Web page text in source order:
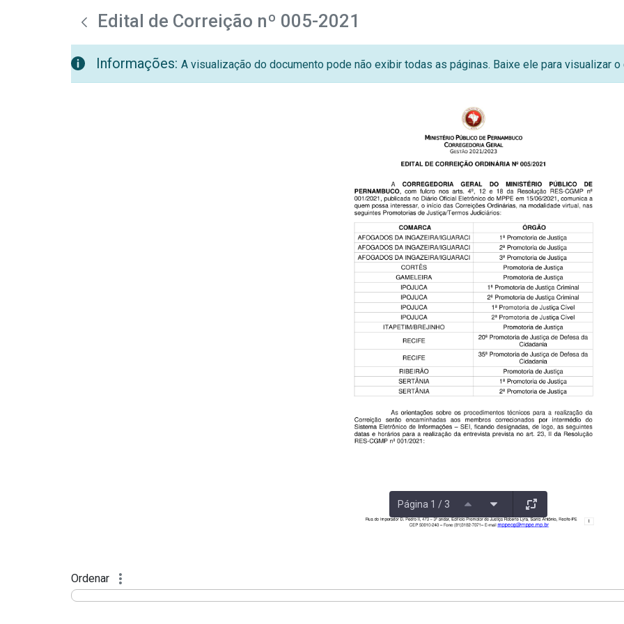
Pular para o Conteúdo principal
teste descricaoEdital de Correição nº 005-2021
Informações: A visualização do documento pode não exibir todas as páginas. Baixe ele para visualizar
Página 1 / 3
Ordenar